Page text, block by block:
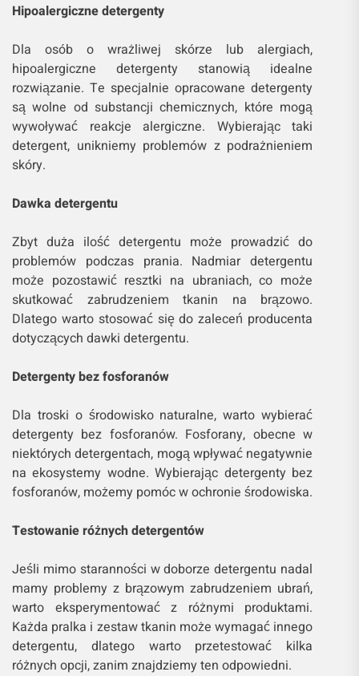
Hipoalergiczne detergenty
Dla osób o wrażliwej skórze lub alergiach,
hipoalergiczne detergenty stanowią idealne
rozwiązanie. Te specjalnie opracowane detergenty
są wolne od substancji chemicznych, które mogą
wywoływać reakcje alergiczne. Wybierając taki
detergent, unikniemy problemów z podrażnieniem
skóry.
Dawka detergentu
Zbyt duża ilość detergentu może prowadzić do
problemów podczas prania. Nadmiar detergentu
może pozostawić resztki na ubraniach, co może
skutkować zabrudzeniem tkanin na brązowo.
Dlatego warto stosować się do zaleceń producenta
dotyczących dawki detergentu.
Detergenty bez fosforanów
Dla troski o środowisko naturalne, warto wybierać
detergenty bez fosforanów. Fosforany, obecne w
niektórych detergentach, mogą wpływać negatywnie
na ekosystemy wodne. Wybierając detergenty bez
fosforanów, możemy pomóc w ochronie środowiska.
Testowanie różnych detergentów
Jeśli mimo staranności w doborze detergentu nadal
mamy problemy z brązowym zabrudzeniem ubrań,
warto eksperymentować z różnymi produktami.
Każda pralka i zestaw tkanin może wymagać innego
detergentu, dlatego warto przetestować kilka
różnych opcji, zanim znajdziemy ten odpowiedni.